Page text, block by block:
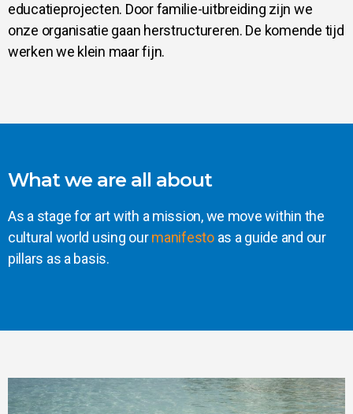
educatieprojecten. Door familie-uitbreiding zijn we
onze organisatie gaan herstructureren. De komende tijd
werken we klein maar fijn.
What we are all about
As a stage for art with a mission, we move within the
cultural world using ourmanifestoas a guide and our
pillars as a basis.